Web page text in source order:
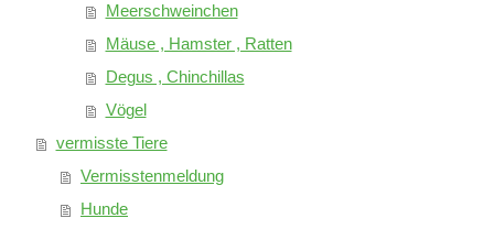
Meerschweinchen
Mäuse , Hamster , Ratten
Degus , Chinchillas
Vögel
vermisste Tiere
Vermisstenmeldung
Hunde